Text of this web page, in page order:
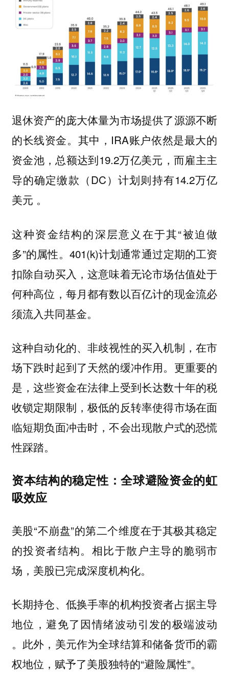
退休资产的庞大体量为市场提供了源源不断
的长线资金。其中，IRA账户依然是最大的
资金池，总额达到19.2万亿美元，而雇主主
导的确定缴款（DC）计划则持有14.2万亿
美元 。
这种资金结构的深层意义在于其“被迫做
多”的属性。401(k)计划通常通过定期的工资
扣除自动买入，这意味着无论市场估值处于
何种高位，每月都有数以百亿计的现金流必
须流入共同基金。
这种自动化的、非歧视性的买入机制，在市
场下跌时起到了天然的缓冲作用。更重要的
是，这些资金在法律上受到长达数十年的税
收锁定期限制，极低的反转率使得市场在面
临短期负面冲击时，不会出现散户式的恐慌
性踩踏。
资本结构的稳定性：全球避险资金的虹
吸效应
美股“不崩盘”的第二个维度在于其极其稳定
的投资者结构。相比于散户主导的脆弱市
场，美股已完成深度机构化。
长期持仓、低换手率的机构投资者占据主导
地位，避免了因情绪波动引发的极端波动
。此外，美元作为全球结算和储备货币的霸
权地位，赋予了美股独特的“避险属性”。